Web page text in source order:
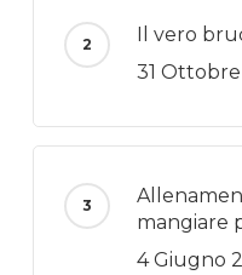
Il vero
31 Ottobre
mangiare
4 Giugno